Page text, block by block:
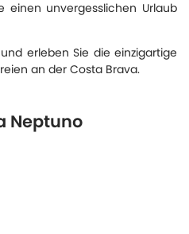
einen unvergesslichen Urlaub
erleben Sie die einzigartige
an der Costa Brava.
Neptuno